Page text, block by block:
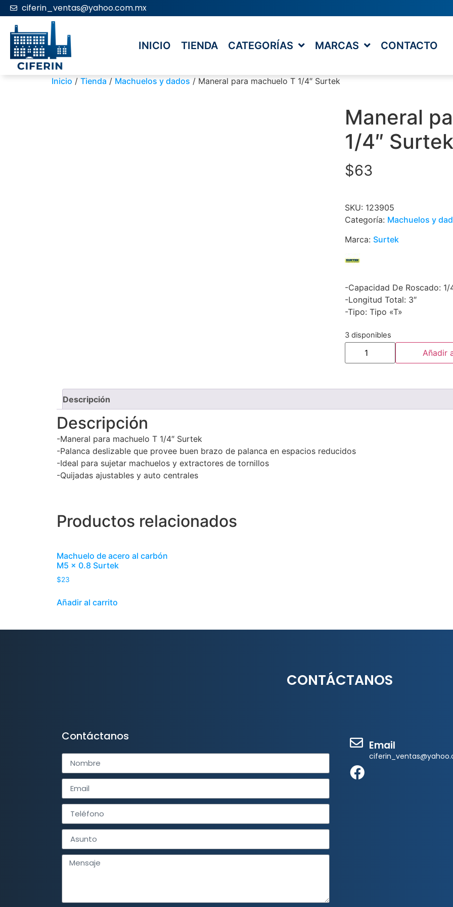
ciferin_ventas@yahoo.com.mx
INICIO TIENDA CATEGORÍAS MARCAS CONTACTO
Inicio / Tienda / Machuelos y dados / Maneral para machuelo T 1/4″ Surtek
Maneral
1/4″ Surtek
$63
SKU: 123905
Categoría: Machuelos y
Marca: Surtek
-Capacidad De Roscado: 1/
-Longitud Total: 3″
-Tipo: Tipo «T»
3 disponibles
Añadir
Descripción
Descripción
-Maneral para machuelo T 1/4″ Surtek
-Palanca deslizable que provee buen brazo de palanca en espacios reducidos
-Ideal para sujetar machuelos y extractores de tornillos
-Quijadas ajustables y auto centrales
Productos relacionados
Machuelo de acero al carbón
M5 x 0.8 Surtek
$23
Añadir al carrito
CONTÁCTANOS
Contáctanos
Email